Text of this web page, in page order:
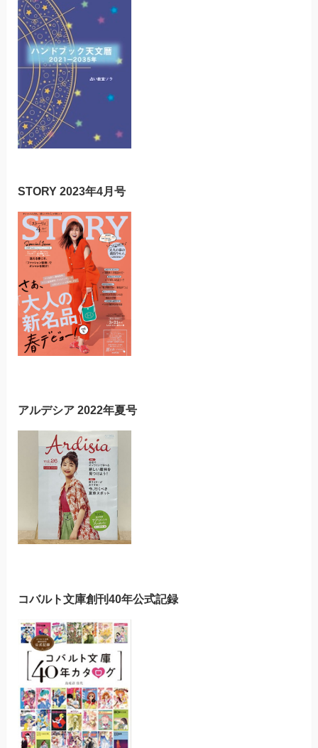
STORY 2023年4月号
アルデシア 2022年夏号
コバルト文庫創刊40年公式記録